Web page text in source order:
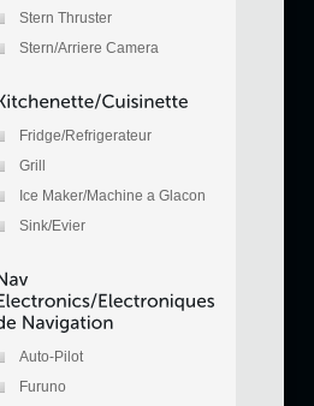
Stern Thruster
Stern/Arriere Camera
Fridge/Refrigerateur
Grill
Ice Maker/Machine a Glacon
Sink/Evier
Auto-Pilot
Furuno